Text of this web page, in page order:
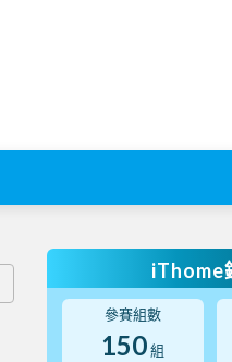
iThome
參賽組數
150組